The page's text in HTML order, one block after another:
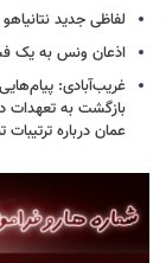
لفاظی جدید نتانیاهو
اذعان ونس به یک
غریب‌آبادی:
بازگشت به تعهدات
عمان درباره